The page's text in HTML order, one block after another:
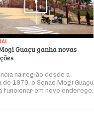
Guaçu ganha novas
na região desde a
de 1970, o Senac Mogi Guaçu
funcionar em novo endereço.